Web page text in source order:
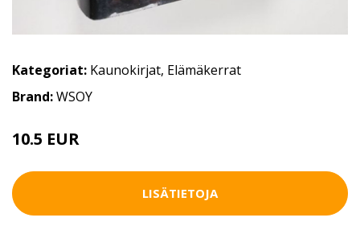
Kategoriat: Kaunokirjat, Elämäkerrat
Brand:WSOY
10.5 EUR
LISÄTIETOJA